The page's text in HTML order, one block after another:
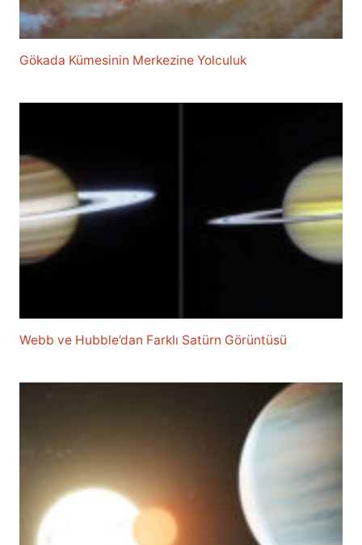
Gökada Kümesinin Merkezine Yolculuk
Webb ve Hubble’dan Farklı Satürn Görüntüsü